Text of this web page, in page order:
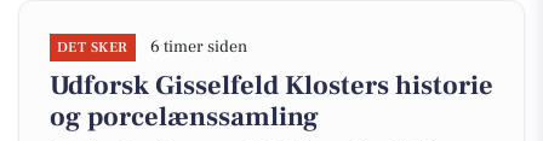
DET SKER 6 timer siden
Udforsk Gisselfeld Klosters historie
og porcelænssamling